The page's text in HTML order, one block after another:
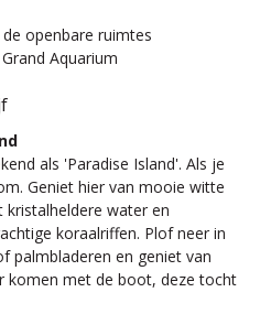
openbare ruimtes
Aquarium
als 'Paradise Island'. Als je
Geniet hier van mooie witte
water en
koraalriffen. Plof neer in
palmbladeren en geniet van
komen met de boot, deze tocht